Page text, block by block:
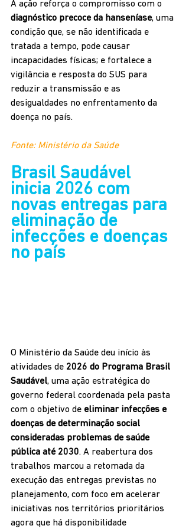
A ação reforça o compromisso com o
diagnóstico precoce da hanseníase, uma
condição que, se não identificada e
tratada a tempo, pode causar
incapacidades físicas; e fortalece a
vigilância e resposta do SUS para
reduzir a transmissão e as
desigualdades no enfrentamento da
doença no país.
Fonte: Ministério da Saúde
Brasil Saudável
inicia 2026 com
novas entregas para
eliminação de
infecções e doenças
no país
O Ministério da Saúde deu início às
atividades de 2026 do Programa Brasil
Saudável, uma ação estratégica do
governo federal coordenada pela pasta
com o objetivo de eliminar infecções e
doenças de determinação social
consideradas problemas de saúde
pública até 2030. A reabertura dos
trabalhos marcou a retomada da
execução das entregas previstas no
planejamento, com foco em acelerar
iniciativas nos territórios prioritários
agora que há disponibilidade